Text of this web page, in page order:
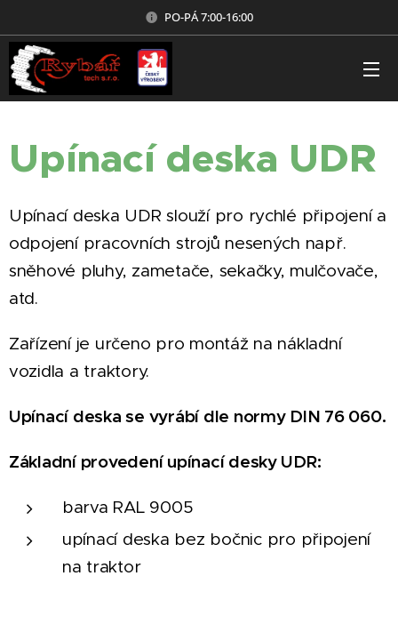
PO-PÁ 7:00-16:00
Upínací deska UDR
Upínací deska UDR slouží pro rychlé připojení a
odpojení pracovních strojů nesených např.
sněhové pluhy, zametače, sekačky, mulčovače,
atd.
Zařízení je určeno pro montáž na nákladní
vozidla a traktory.
Upínací deska se vyrábí dle normy DIN 76 060.
Základní provedení upínací desky UDR:
barva RAL 9005
upínací deska bez bočnic pro připojení
na traktor